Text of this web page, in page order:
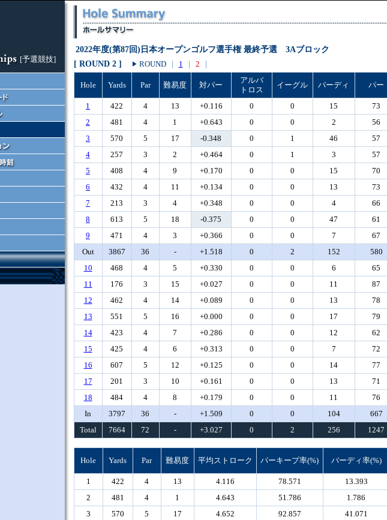
[予選競技]
2022年度(第87回)日本オープンゴルフ選手権 最終予選 3Aブロック
[ ROUND 2 ]
ROUND ｜ 1 ｜ 2 ｜
Hole Yards Par 難易度 対パー
アルバ
トロス
イーグル バーディ パー
1
422 4 13 +0.116 0 0 15 73
2
481 4 1 +0.643 0 0 2 56
3
570 5 17 -0.348 0 1 46 57
4
257 3 2 +0.464 0 1 3 57
5
408 4 9 +0.170 0 0 15 70
6
432 4 11 +0.134 0 0 13 73
7
213 3 4 +0.348 0 0 4 66
8
613 5 18 -0.375 0 0 47 61
9
471 4 3 +0.366 0 0 7 67
Out
3867 36 - +1.518 0 2 152 580
10
468 4 5 +0.330 0 0 6 65
11
176 3 15 +0.027 0 0 11 87
12
462 4 14 +0.089 0 0 13 78
13
551 5 16 +0.000 0 0 17 79
14
423 4 7 +0.286 0 0 12 62
15
425 4 6 +0.313 0 0 7 72
16
607 5 12 +0.125 0 0 14 77
17
201 3 10 +0.161 0 0 13 71
18
484 4 8 +0.179 0 0 11 76
In
3797 36 - +1.509 0 0 104 667
Total
7664 72 - +3.027 0 2 256 1247
Hole Yards Par 難易度 平均ストローク パーキープ率(%) バーディ率(%)
1
422 4 13 4.116 78.571 13.393
2
481 4 1 4.643 51.786 1.786
3
570 5 17 4.652 92.857 41.071